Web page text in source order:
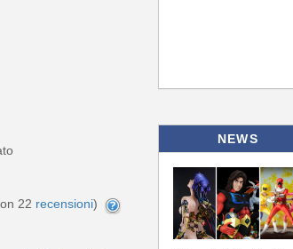
22 recensioni)
NEWS